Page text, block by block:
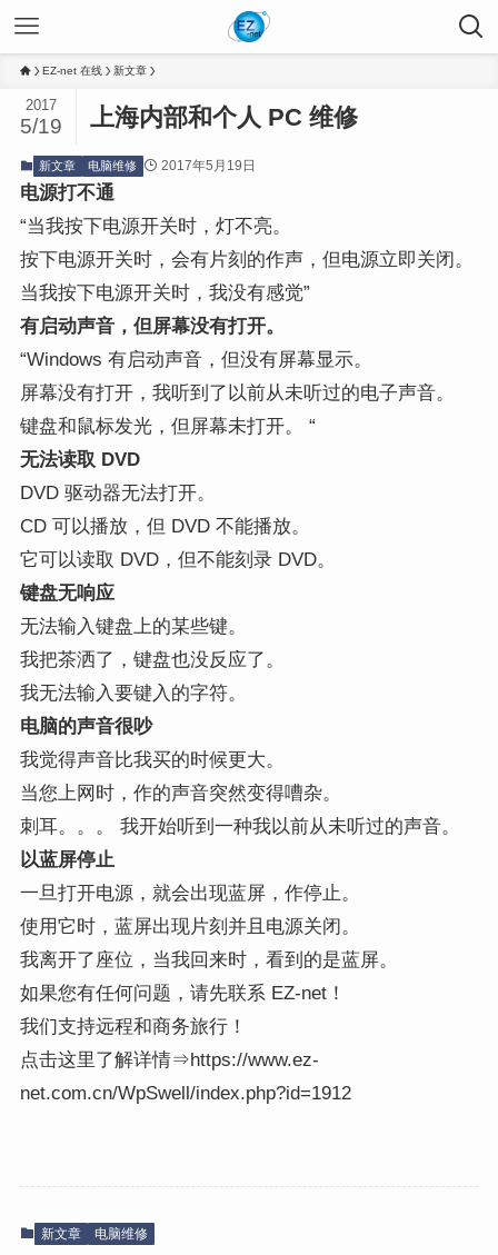
EZ-net 在线 新文章
上海内部和个人 PC 维修
2017
5/19
新文章 电脑维修 2017年5月19日
电源打不通
“当我按下电源开关时，灯不亮。
按下电源开关时，会有片刻的作声，但电源立即关闭。
当我按下电源开关时，我没有感觉”
有启动声音，但屏幕没有打开。
“Windows 有启动声音，但没有屏幕显示。
屏幕没有打开，我听到了以前从未听过的电子声音。
键盘和鼠标发光，但屏幕未打开。 “
无法读取 DVD
DVD 驱动器无法打开。
CD 可以播放，但 DVD 不能播放。
它可以读取 DVD，但不能刻录 DVD。
键盘无响应
无法输入键盘上的某些键。
我把茶洒了，键盘也没反应了。
我无法输入要键入的字符。
电脑的声音很吵
我觉得声音比我买的时候更大。
当您上网时，作的声音突然变得嘈杂。
刺耳。。。 我开始听到一种我以前从未听过的声音。
以蓝屏停止
一旦打开电源，就会出现蓝屏，作停止。
使用它时，蓝屏出现片刻并且电源关闭。
我离开了座位，当我回来时，看到的是蓝屏。
如果您有任何问题，请先联系 EZ-net！
我们支持远程和商务旅行！
点击这里了解详情⇒https://www.ez-
net.com.cn/WpSwell/index.php?id=1912
新文章 电脑维修